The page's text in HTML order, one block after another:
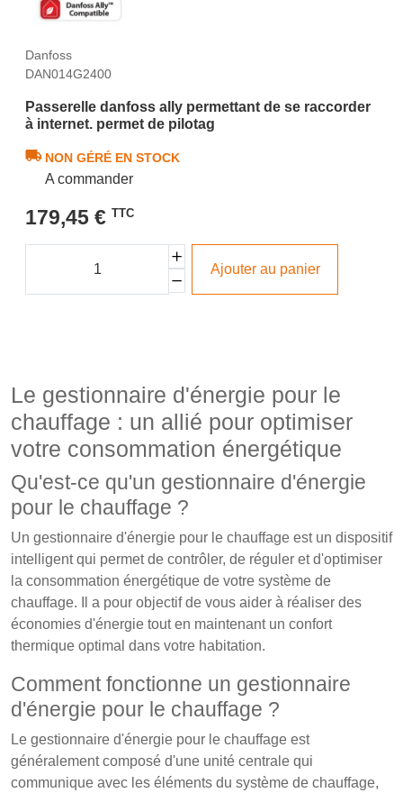
Danfoss
DAN014G2400
Passerelle danfoss ally permettant de se raccorder
à internet. permet de pilotag
NON GÉRÉ EN STOCK
A commander
179,45 € TTC
Ajouter au panier
Le gestionnaire d'énergie pour le
chauffage : un allié pour optimiser
votre consommation énergétique
Qu'est-ce qu'un gestionnaire d'énergie
pour le chauffage ?
Un gestionnaire d'énergie pour le chauffage est un dispositif
intelligent qui permet de contrôler, de réguler et d'optimiser
la consommation énergétique de votre système de
chauffage. Il a pour objectif de vous aider à réaliser des
économies d'énergie tout en maintenant un confort
thermique optimal dans votre habitation.
Comment fonctionne un gestionnaire
d'énergie pour le chauffage ?
Le gestionnaire d'énergie pour le chauffage est
généralement composé d'une unité centrale qui
communique avec les éléments du système de chauffage,